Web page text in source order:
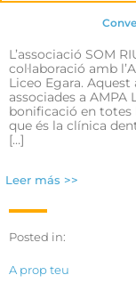
L’associació SOM
col·laboració amb
Liceo Egara.
associades a AMPA
bonificació en totes
que és la clínica
[…]
Leer más >>
Posted in:
A prop teu